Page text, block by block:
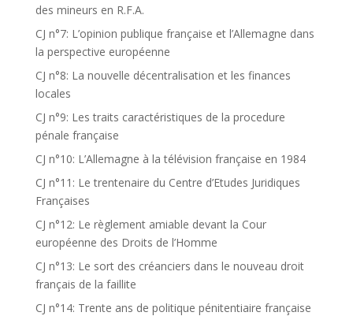
des mineurs en R.F.A.
CJ n°7: L’opinion publique française et l’Allemagne dans
la perspective européenne
CJ n°8: La nouvelle décentralisation et les finances
locales
CJ n°9: Les traits caractéristiques de la procedure
pénale française
CJ n°10: L’Allemagne à la télévision française en 1984
CJ n°11: Le trentenaire du Centre d’Etudes Juridiques
Françaises
CJ n°12: Le règlement amiable devant la Cour
européenne des Droits de l’Homme
CJ n°13: Le sort des créanciers dans le nouveau droit
français de la faillite
CJ n°14: Trente ans de politique pénitentiaire française